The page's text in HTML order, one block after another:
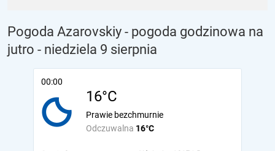
Pogoda Azarovskiy - pogoda godzinowa na
jutro - niedziela 9 sierpnia
00:00
16°C
Odczuwalna 16°C
Prawie bezchmurnie